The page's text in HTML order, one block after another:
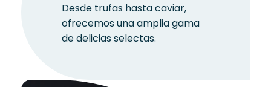
Desde trufas hasta caviar,
ofrecemos una amplia gama
de delicias selectas.